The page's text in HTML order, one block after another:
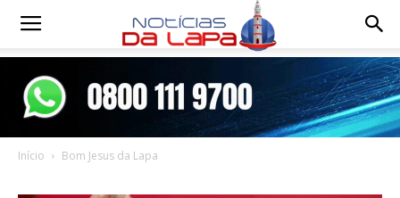
Notícias
Início Bom Jesus da Lapa